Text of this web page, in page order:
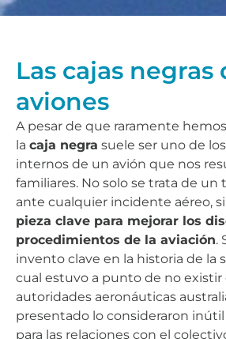
Las cajas negras
aviones
A pesar de que raramente
la caja negra suele ser uno de
internos de un avión que nos
familiares. No solo se trata de un
ante cualquier incidente aéreo,
pieza clave para mejorar los
procedimientos de la aviación.
invento clave en la historia de la
cual estuvo a punto de no existir
autoridades aeronáuticas
presentado lo consideraron
para las relaciones con el